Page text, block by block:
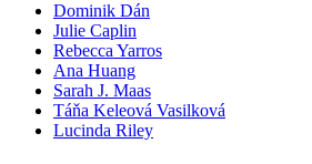
Dominik Dán
Julie Caplin
Rebecca Yarros
Ana Huang
Sarah J. Maas
Táňa Keleová Vasilková
Lucinda Riley